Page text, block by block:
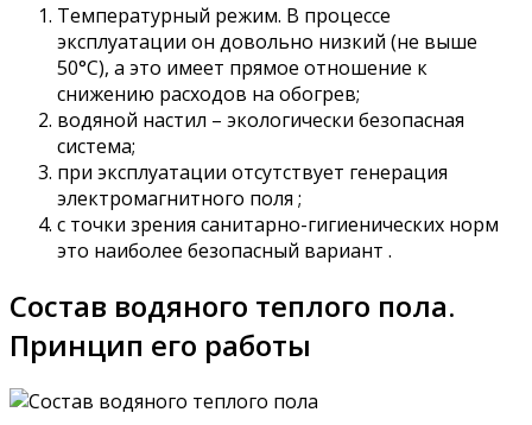
Температурный режим. В процессе
эксплуатации он довольно низкий (не выше
50°С), а это имеет прямое отношение к
снижению расходов на обогрев;
водяной настил – экологически безопасная
система;
при эксплуатации отсутствует генерация
электромагнитного поля ;
с точки зрения санитарно-гигиенических норм
это наиболее безопасный вариант .
Состав водяного теплого пола.
Принцип его работы